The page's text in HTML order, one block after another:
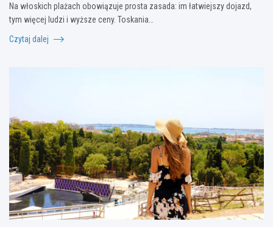
Na włoskich plażach obowiązuje prosta zasada: im łatwiejszy dojazd,
tym więcej ludzi i wyższe ceny. Toskania…
Czytaj dalej